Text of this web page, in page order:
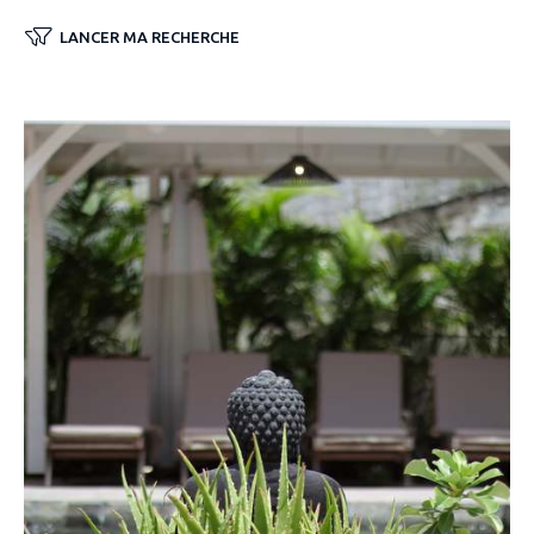
LANCER MA RECHERCHE